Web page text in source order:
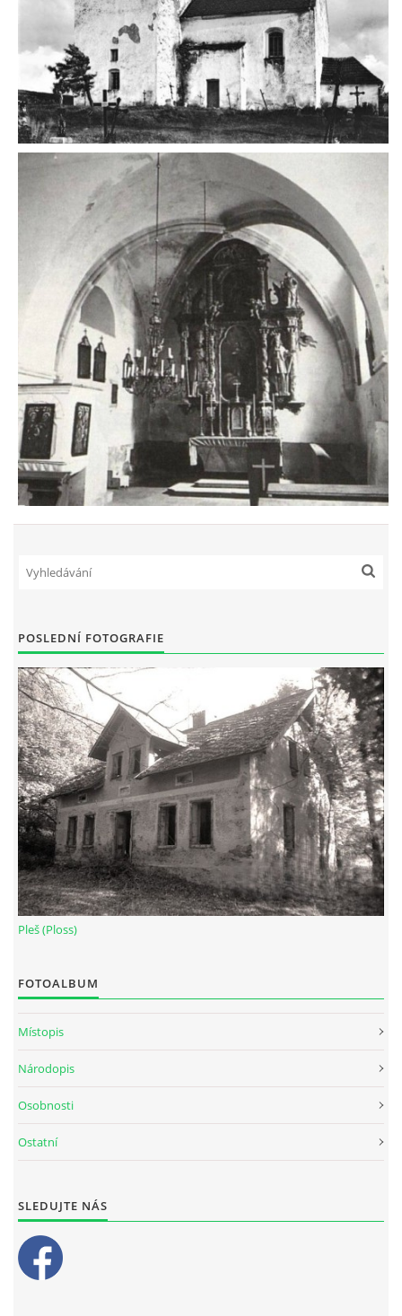
POSLEDNÍ FOTOGRAFIE
Pleš (Ploss)
FOTOALBUM
Místopis
Národopis
Osobnosti
Ostatní
SLEDUJTE NÁS